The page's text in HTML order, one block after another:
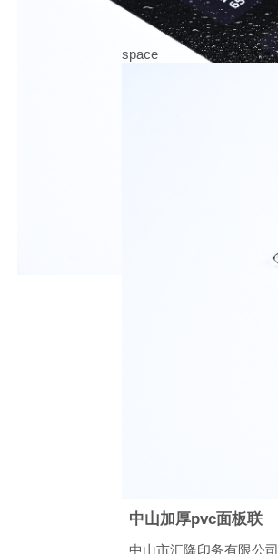
space
中山加厚pvc面板联
中山市汇隆印务有限公司